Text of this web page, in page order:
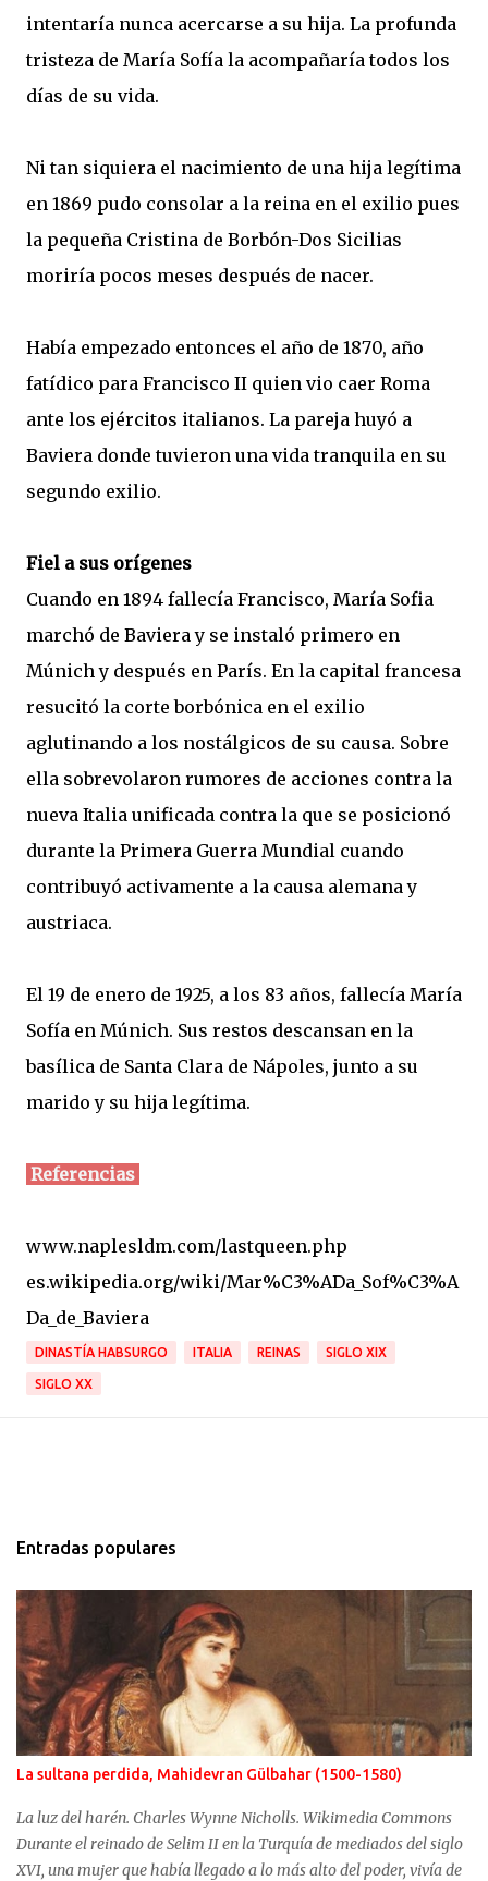
intentaría nunca acercarse a su hija. La profunda
tristeza de María Sofía la acompañaría todos los
días de su vida.
Ni tan siquiera el nacimiento de una hija legítima
en 1869 pudo consolar a la reina en el exilio pues
la pequeña Cristina de Borbón-Dos Sicilias
moriría pocos meses después de nacer.
Había empezado entonces el año de 1870, año
fatídico para Francisco II quien vio caer Roma
ante los ejércitos italianos. La pareja huyó a
Baviera donde tuvieron una vida tranquila en su
segundo exilio.
Fiel a sus orígenes
Cuando en 1894 fallecía Francisco, María Sofia
marchó de Baviera y se instaló primero en
Múnich y después en París. En la capital francesa
resucitó la corte borbónica en el exilio
aglutinando a los nostálgicos de su causa. Sobre
ella sobrevolaron rumores de acciones contra la
nueva Italia unificada contra la que se posicionó
durante la Primera Guerra Mundial cuando
contribuyó activamente a la causa alemana y
austriaca.
El 19 de enero de 1925, a los 83 años, fallecía María
Sofía en Múnich. Sus restos descansan en la
basílica de Santa Clara de Nápoles, junto a su
marido y su hija legítima.
Referencias
www.naplesldm.com/lastqueen.php
es.wikipedia.org/wiki/Mar%C3%ADa_Sof%C3%A
Da_de_Baviera
DINASTÍA HABSURGO ITALIA REINAS SIGLO XIX
SIGLO XX
Entradas populares
La sultana perdida, Mahidevran Gülbahar (1500-1580)
La luz del harén. Charles Wynne Nicholls. Wikimedia Commons
Durante el reinado de Selim II en la Turquía de mediados del siglo
XVI, una mujer que había llegado a lo más alto del poder, vivía de